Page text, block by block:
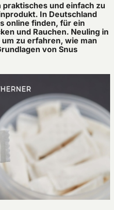
praktisches und einfach zu
In Deutschland
online finden, für ein
und Rauchen. Neuling in
zu erfahren, wie man
von Snus